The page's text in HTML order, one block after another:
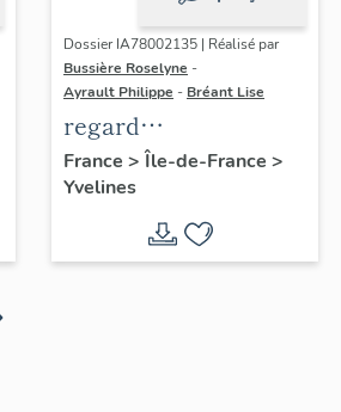
Dossier IA78002135 | Réalisé par
Bussière Roselyne -
Ayrault Philippe - Bréant Lise
regard
photographique sur
le territoire de Seine-
France > Île-de-France >
Yvelines